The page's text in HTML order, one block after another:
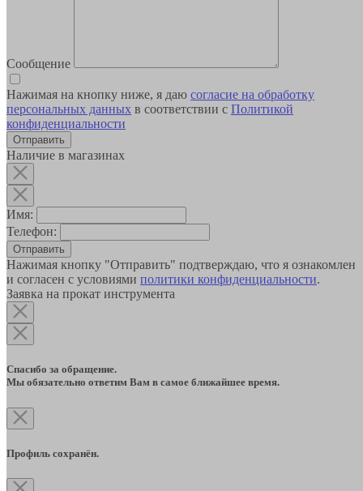
Сообщение
Нажимая на кнопку ниже, я даю согласие на обработку
персональных данных в соответствии с Политикой
конфиденциальности
Наличие в магазинах
Имя:
Телефон:
Отправить
Нажимая кнопку "Отправить" подтверждаю, что я ознакомлен
и согласен с условиями политики конфиденциальности.
Заявка на прокат инструмента
Спасибо за обращение.
Мы обязательно ответим Вам в самое ближайшее время.
Профиль сохранён.